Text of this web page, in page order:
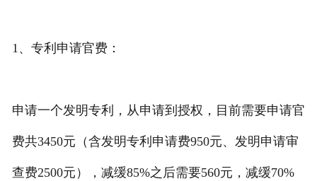
1、专利申请官费：
申请一个发明专利，从申请到授权，目前需要申请官
费共3450元（含发明专利申请费950元、发明申请审
查费2500元），减缓85%之后需要560元，减缓70%